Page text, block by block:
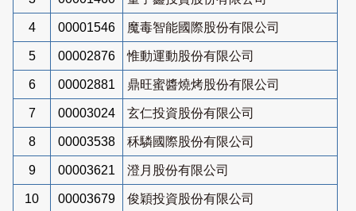
4 00001546 魔毒智能國際股份有限公司
5 00002876 惟動運動股份有限公司
6 00002881 鼎旺蜜醬燒烤股份有限公司
7 00003024 玄仁投資股份有限公司
8 00003538 秝驎國際股份有限公司
9 00003621 澄月股份有限公司
10 00003679 俊穎投資股份有限公司